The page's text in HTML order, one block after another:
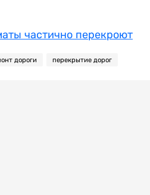
частично перекроют
дороги перекрытие дорог